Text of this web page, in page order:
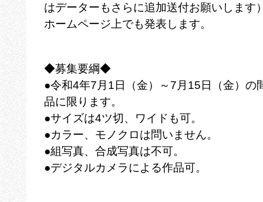
はデーターもさらに追加送付お願いします
ホームページ上でも発表します。
◆募集要綱◆
●令和4年7月1日（金）～7月15日（金）の
品に限ります。
●サイズは4ツ切、ワイドも可。
●カラー、モノクロは問いません。
●組写真、合成写真は不可。
●デジタルカメラによる作品可。